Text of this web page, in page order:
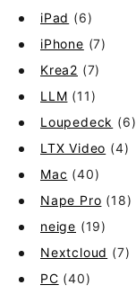
iPad (6)
iPhone (7)
Krea2 (7)
LLM (11)
Loupedeck (6)
LTX Video (4)
Mac (40)
Nape Pro (18)
neige (19)
Nextcloud (7)
PC (40)